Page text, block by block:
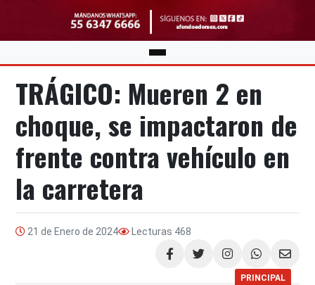
TRÁGICO: Mueren 2 en
choque, se impactaron de
frente contra vehículo en
la carretera
21 de Enero de 2024 Lecturas 468
Compartir
PRINCIPAL